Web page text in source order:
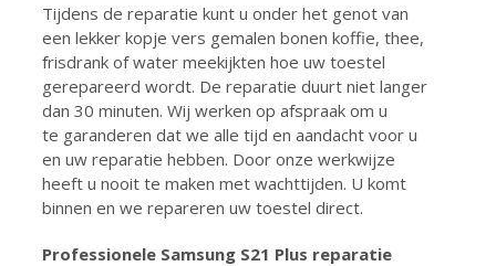
Tijdens de reparatie kunt u onder het genot van
een lekker kopje vers gemalen bonen koffie, thee,
frisdrank of water meekijkten hoe uw toestel
gerepareerd wordt. De reparatie duurt niet langer
dan 30 minuten. Wij werken op afspraak om u
te garanderen dat we alle tijd en aandacht voor u
en uw reparatie hebben. Door onze werkwijze
heeft u nooit te maken met wachttijden. U komt
binnen en we repareren uw toestel direct.
Professionele Samsung S21 Plus reparatie